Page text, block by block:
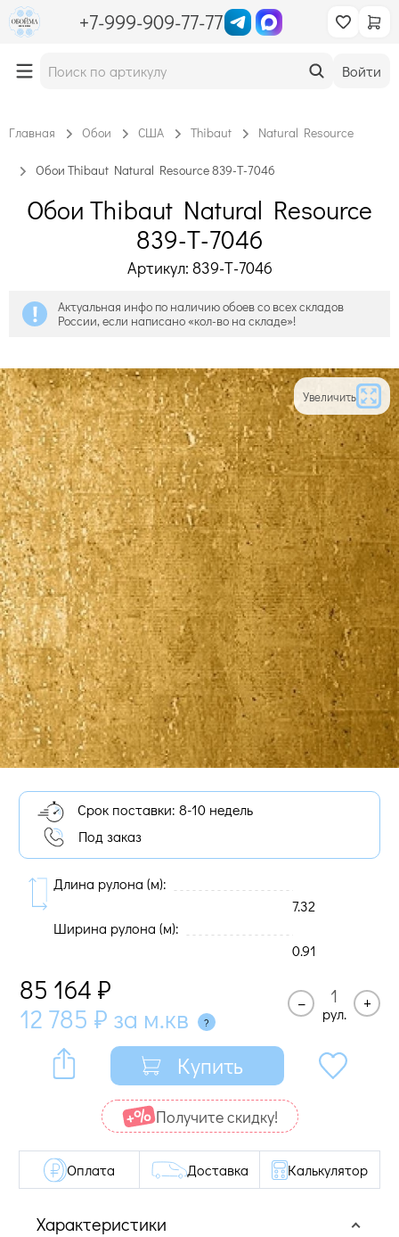
+7-999-909-77-77
Войти
Главная Обои США Thibaut Natural Resource
Обои Thibaut Natural Resource 839-T-7046
Обои Thibaut Natural Resource
839-T-7046
Артикул: 839-T-7046
Актуальная инфо по наличию обоев со всех складов
России, если написано «кол-во на складе»!
Увеличить
Срок поставки: 8-10 недель
Под заказ
Длина рулона (м):
7.32
Ширина рулона (м):
0.91
85 164 ₽
12 785 ₽ за м.кв –
рул.
+
Купить
Получите cкидку!
Характеристики
Оплата Доставка Калькулятор